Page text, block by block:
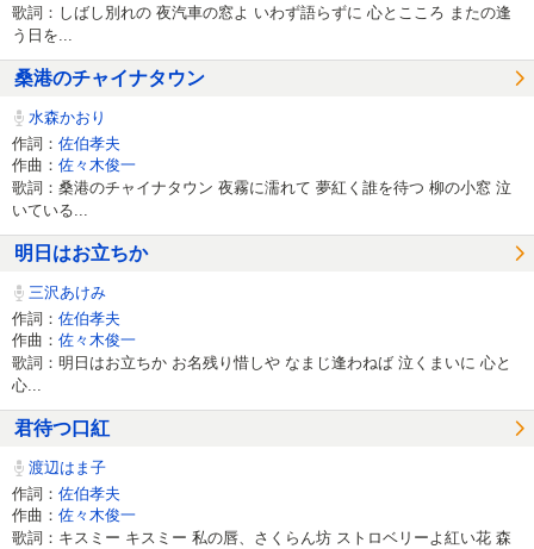
歌詞：しばし別れの 夜汽車の窓よ いわず語らずに 心とこころ またの逢
う日を...
桑港のチャイナタウン
水森かおり
作詞： 佐伯孝夫
作曲： 佐々木俊一
歌詞：桑港のチャイナタウン 夜霧に濡れて 夢紅く誰を待つ 柳の小窓 泣
いている...
明日はお立ちか
三沢あけみ
作詞： 佐伯孝夫
作曲： 佐々木俊一
歌詞：明日はお立ちか お名残り惜しや なまじ逢わねば 泣くまいに 心と
心...
君待つ口紅
渡辺はま子
作詞： 佐伯孝夫
作曲： 佐々木俊一
歌詞：キスミー キスミー 私の唇、さくらん坊 ストロベリーよ紅い花 森